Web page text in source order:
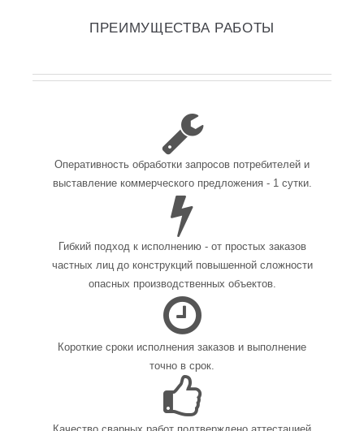
ПРЕИМУЩЕСТВА РАБОТЫ
Оперативность обработки запросов потребителей и
выставление коммерческого предложения - 1 сутки.
Гибкий подход к исполнению - от простых заказов
частных лиц до конструкций повышенной сложности
опасных производственных объектов.
Короткие сроки исполнения заказов и выполнение
точно в срок.